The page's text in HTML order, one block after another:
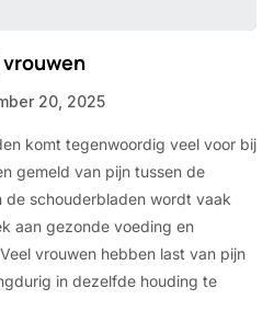
20, 2025
komt tegenwoordig veel voor bij
gemeld van pijn tussen de
de schouderbladen wordt vaak
aan gezonde voeding en
vrouwen hebben last van pijn
in dezelfde houding te